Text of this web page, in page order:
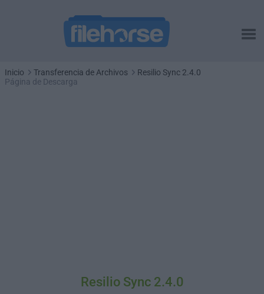
Inicio Transferencia de Archivos
Resilio Sync 2.4.0
Página de Descarga
Resilio Sync 2.4.0